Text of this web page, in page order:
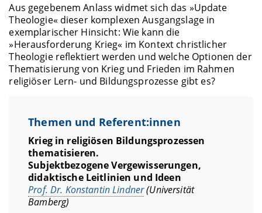
Aus gegebenem Anlass widmet sich das »Update
Theologie« dieser komplexen Ausgangslage in
exemplarischer Hinsicht: Wie kann die
»Herausforderung Krieg« im Kontext christlicher
Theologie reflektiert werden und welche Optionen der
Thematisierung von Krieg und Frieden im Rahmen
religiöser Lern- und Bildungsprozesse gibt es?
Themen und Referent:innen
Krieg in religiösen Bildungsprozessen
thematisieren.
Subjektbezogene Vergewisserungen,
didaktische Leitlinien und Ideen
Prof. Dr. Konstantin Lindner(Universität
Bamberg)